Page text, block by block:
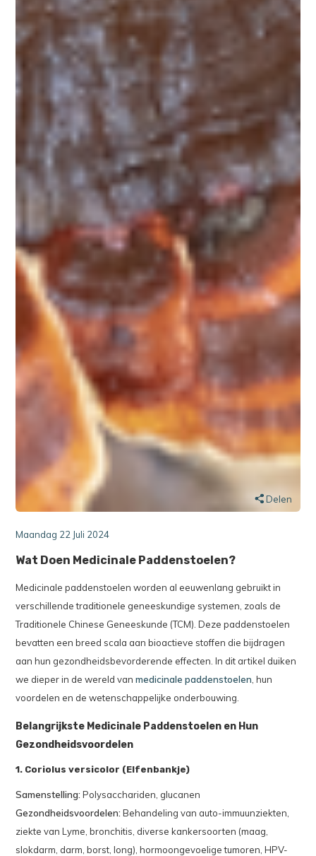
Delen
Maandag 22 Juli 2024
Wat Doen Medicinale Paddenstoelen?
Medicinale paddenstoelen worden al eeuwenlang gebruikt in
verschillende traditionele geneeskundige systemen, zoals de
Traditionele Chinese Geneeskunde (TCM). Deze paddenstoelen
bevatten een breed scala aan bioactieve stoffen die bijdragen
aan hun gezondheidsbevorderende effecten. In dit artikel duiken
we dieper in de wereld vanmedicinale paddenstoelen , hun
voordelen en de wetenschappelijke onderbouwing.
Belangrijkste Medicinale Paddenstoelen en Hun
Gezondheidsvoordelen
1. Coriolus versicolor (Elfenbankje)
Samenstelling: Polysacchariden, glucanen
Gezondheidsvoordelen: Behandeling van auto-immuunziekten,
ziekte van Lyme, bronchitis, diverse kankersoorten (maag,
slokdarm, darm, borst, long), hormoongevoelige tumoren, HPV-